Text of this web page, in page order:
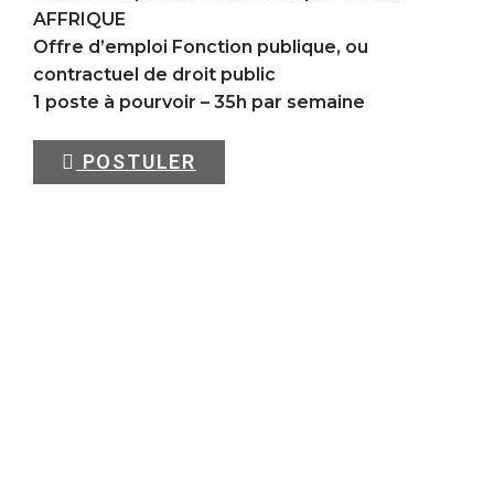
AFFRIQUE
Offre d’emploi Fonction publique, ou
contractuel de droit public
1 poste à pourvoir – 35h par semaine
POSTULER